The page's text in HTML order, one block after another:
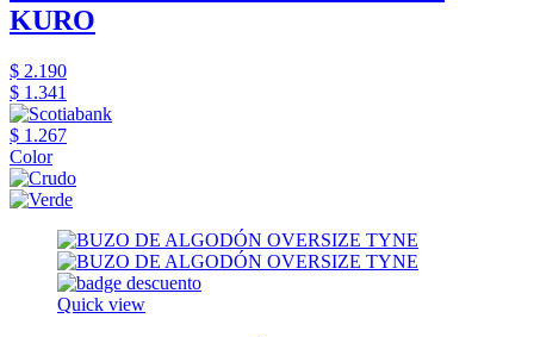
KURO
$ 2.190
$ 1.341
$ 1.267
Color
Quick view